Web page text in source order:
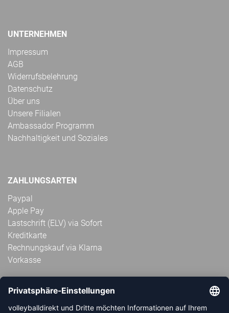
UNTERNEHMEN
Impressum
AGB
Widerrufsbelehrung
Datenschutz
Über uns
Unsere Filialen
Ambassador Programm
Nachhaltigkeit und Soziales
ZAHLUNGSARTEN
Paypal
Apple Pay
Lastschrift (ELV) via Sofort
Kreditkarte
Rechnungskauf via Klarna
Vorkasse
ABONNIERE JETZT DEN KOSTENLOSEN
VOLLEYBALLDIREKT-NEWSLETTER UND VERPASSE KEINE